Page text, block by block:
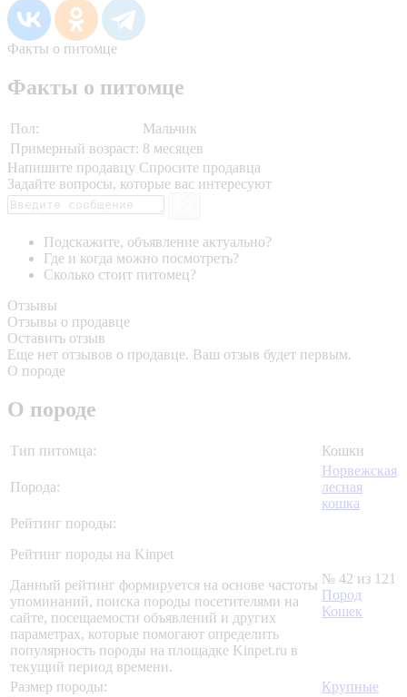
Факты о питомце
Факты о питомце
Пол:
Мальчик
Примерный возраст: 8 месяцев
Напишите продавцу Спросите продавца
Задайте вопросы, которые вас интересуют
Подскажите, объявление актуально?
Где и когда можно посмотреть?
Сколько стоит питомец?
Отзывы
Отзывы о продавце
Оставить отзыв
Еще нет отзывов о продавце. Ваш отзыв будет первым.
О породе
О породе
Тип питомца: Кошки
Порода:
Норвежская
лесная
кошка
Рейтинг породы:
Рейтинг породы на Kinpet
Данный рейтинг формируется на основе частоты
упоминаний, поиска породы посетителями на
сайте, посещаемости объявлений и других
параметрах, которые помогают определить
популярность породы на площадке Kinpet.ru в
текущий период времени.
№ 42 из 121
Пород
Кошек
Размер породы:
Крупные